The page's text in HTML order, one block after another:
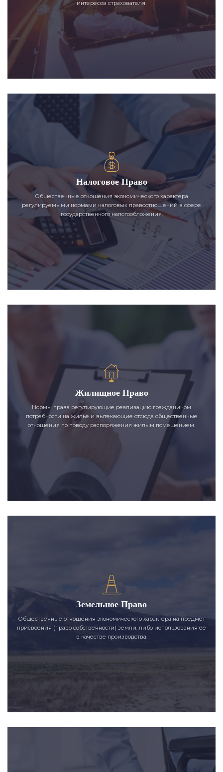
интересов страхователя.
Налоговое Право
Общественные отношения экономического характера
регулируемыми нормами налоговых правоотношений в сфере
государственного налогообложения.
Жилищное Право
Нормы права регулирующие реализацию гражданином
потребности на жилье и вытекающие отсюда общественные
отношения по поводу распоряжения жилым помещением.
Земельное Право
Общественные отношения экономического характера на предмет
присвоения (право собственности) земли, либо использования её
в качестве производства.